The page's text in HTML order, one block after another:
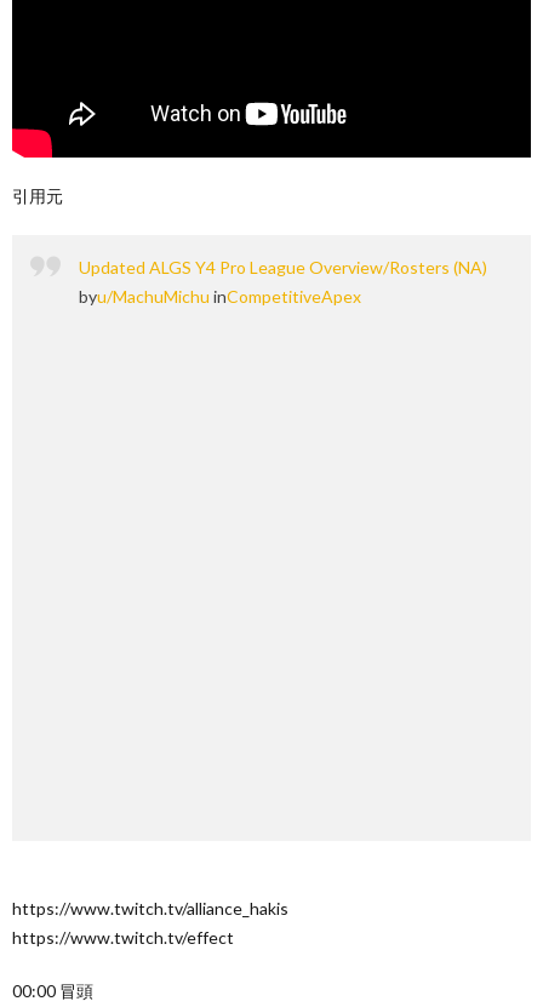
引用元
Updated ALGS Y4 Pro League Overview/Rosters (NA)
byu/MachuMichu inCompetitiveApex
https://www.twitch.tv/alliance_hakis
https://www.twitch.tv/effect
00:00 冒頭